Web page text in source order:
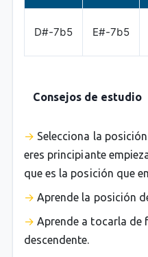
D#-7b5 E#-7b5
Consejos de estudio
Selecciona la
eres principiante
que es la posición que
Aprende la posición
Aprende a tocarla de
descendente.